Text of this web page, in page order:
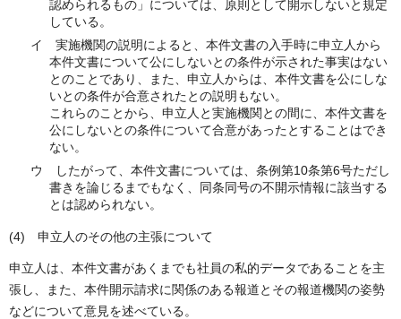
認められるもの」については、原則として開示しないと規定
している。
イ 実施機関の説明によると、本件文書の入手時に申立人から
本件文書について公にしないとの条件が示された事実はない
とのことであり、また、申立人からは、本件文書を公にしな
いとの条件が合意されたとの説明もない。
これらのことから、申立人と実施機関との間に、本件文書を
公にしないとの条件について合意があったとすることはでき
ない。
ウ したがって、本件文書については、条例第10条第6号ただし
書きを論じるまでもなく、同条同号の不開示情報に該当する
とは認められない。
(4) 申立人のその他の主張について
申立人は、本件文書があくまでも社員の私的データであることを主
張し、また、本件開示請求に関係のある報道とその報道機関の姿勢
などについて意見を述べている。